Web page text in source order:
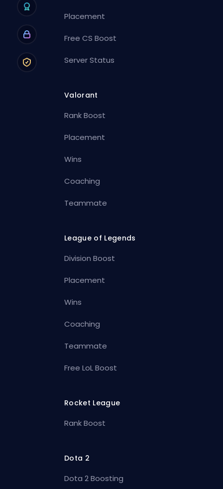
Placement
Free CS Boost
Server Status
Valorant
Rank Boost
Placement
Wins
Coaching
Teammate
League of Legends
Division Boost
Placement
Wins
Coaching
Teammate
Free LoL Boost
Rocket League
Rank Boost
Dota 2
Dota 2 Boosting